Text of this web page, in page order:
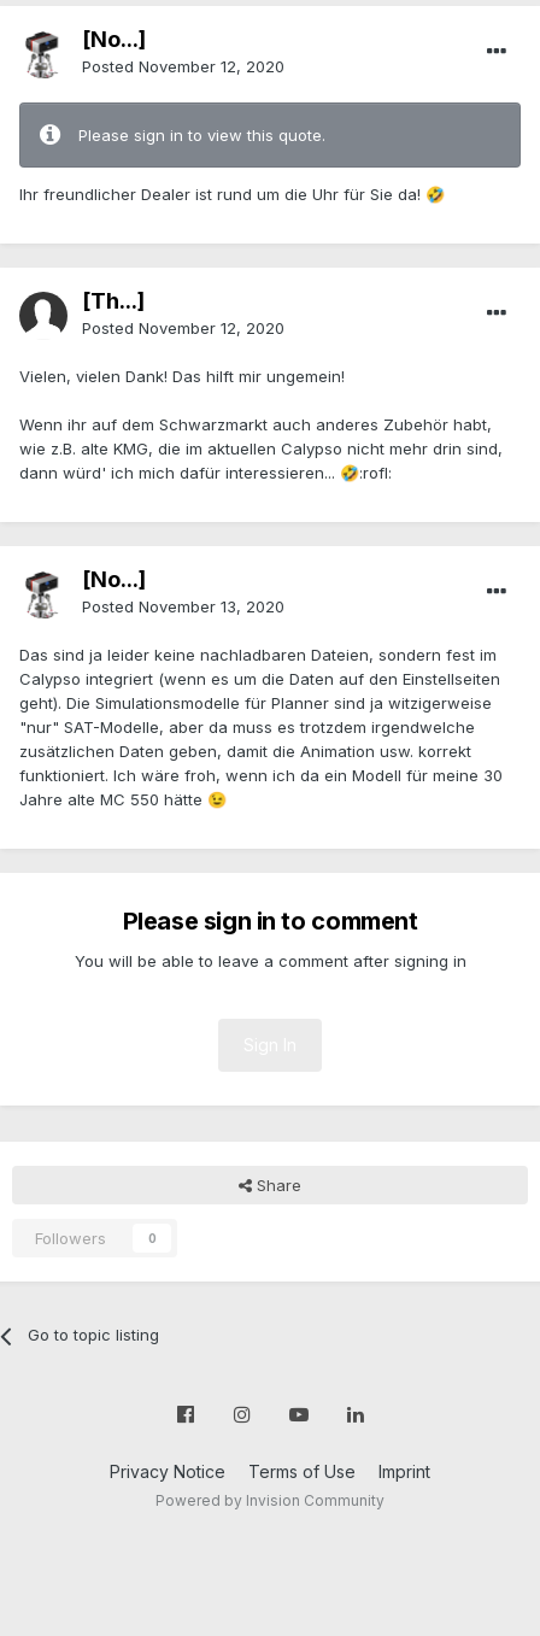
[No...]
Posted November 12, 2020
Please sign in to view this quote.
Ihr freundlicher Dealer ist rund um die Uhr für Sie da! 🤣
[Th...]
Posted November 12, 2020
Vielen, vielen Dank! Das hilft mir ungemein!
Wenn ihr auf dem Schwarzmarkt auch anderes Zubehör habt,
wie z.B. alte KMG, die im aktuellen Calypso nicht mehr drin sind,
dann würd' ich mich dafür interessieren... 🤣:rofl:
[No...]
Posted November 13, 2020
Das sind ja leider keine nachladbaren Dateien, sondern fest im
Calypso integriert (wenn es um die Daten auf den Einstellseiten
geht). Die Simulationsmodelle für Planner sind ja witzigerweise
"nur" SAT-Modelle, aber da muss es trotzdem irgendwelche
zusätzlichen Daten geben, damit die Animation usw. korrekt
funktioniert. Ich wäre froh, wenn ich da ein Modell für meine 30
Jahre alte MC 550 hätte 😉
Please sign in to comment
You will be able to leave a comment after signing in
Share
Followers 0
Go to topic listing
Privacy Notice Terms of Use Imprint
Powered by Invision Community